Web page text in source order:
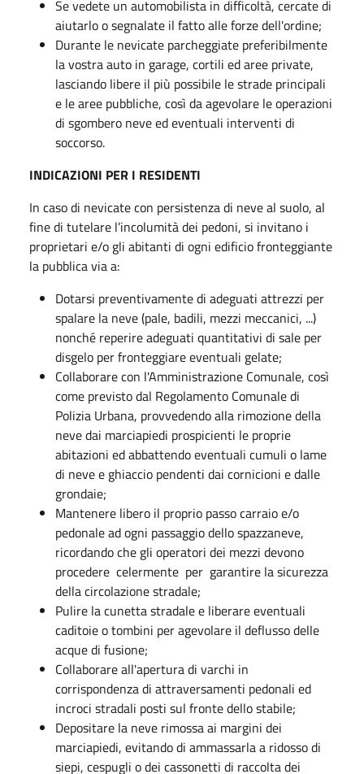
Se vedete un automobilista in difficoltà, cercate di
aiutarlo o segnalate il fatto alle forze dell'ordine;
Durante le nevicate parcheggiate preferibilmente
la vostra auto in garage, cortili ed aree private,
lasciando libere il più possibile le strade principali
e le aree pubbliche, così da agevolare le operazioni
di sgombero neve ed eventuali interventi di
soccorso.
INDICAZIONI PER I RESIDENTI
In caso di nevicate con persistenza di neve al suolo, al
fine di tutelare l’incolumità dei pedoni, si invitano i
proprietari e/o gli abitanti di ogni edificio fronteggiante
la pubblica via a:
Dotarsi preventivamente di adeguati attrezzi per
spalare la neve (pale, badili, mezzi meccanici, ...)
nonché reperire adeguati quantitativi di sale per
disgelo per fronteggiare eventuali gelate;
Collaborare con l'Amministrazione Comunale, così
come previsto dal Regolamento Comunale di
Polizia Urbana, provvedendo alla rimozione della
neve dai marciapiedi prospicienti le proprie
abitazioni ed abbattendo eventuali cumuli o lame
di neve e ghiaccio pendenti dai cornicioni e dalle
grondaie;
Mantenere libero il proprio passo carraio e/o
pedonale ad ogni passaggio dello spazzaneve,
ricordando che gli operatori dei mezzi devono
procedere celermente per garantire la sicurezza
della circolazione stradale;
Pulire la cunetta stradale e liberare eventuali
caditoie o tombini per agevolare il deflusso delle
acque di fusione;
Collaborare all'apertura di varchi in
corrispondenza di attraversamenti pedonali ed
incroci stradali posti sul fronte dello stabile;
Depositare la neve rimossa ai margini dei
marciapiedi, evitando di ammassarla a ridosso di
siepi, cespugli o dei cassonetti di raccolta dei